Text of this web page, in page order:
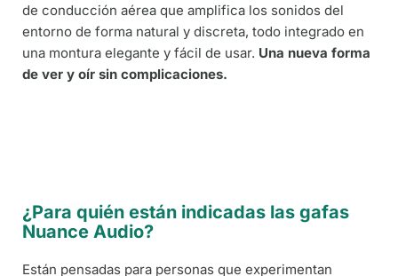
de conducción aérea que amplifica los sonidos del
entorno de forma natural y discreta, todo integrado en
una montura elegante y fácil de usar. Una nueva forma
de ver y oír sin complicaciones.
¿Para quién están indicadas las gafas
Nuance Audio?
Están pensadas para personas que experimentan